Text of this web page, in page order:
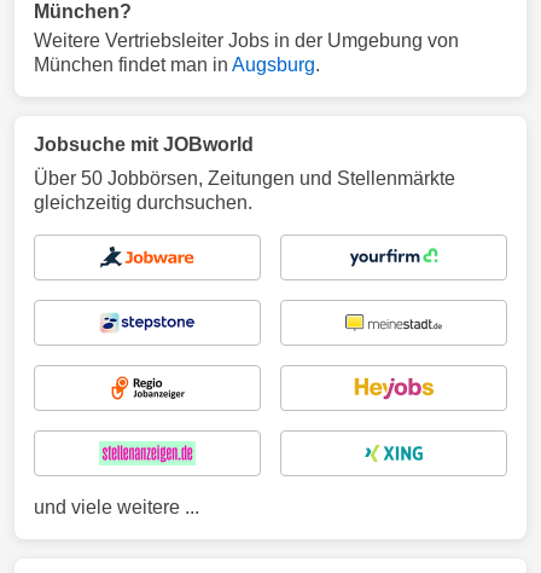
München?
Weitere Vertriebsleiter Jobs in der Umgebung von
München findet man in Augsburg.
Jobsuche mit JOBworld
Über 50 Jobbörsen, Zeitungen und Stellenmärkte
gleichzeitig durchsuchen.
und viele weitere ...